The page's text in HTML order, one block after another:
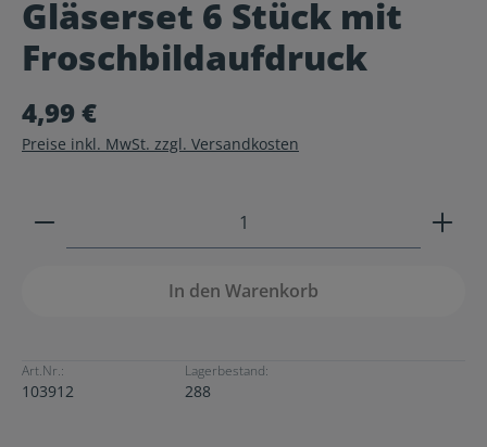
Durchschnittliche Bewertung von 0 von 5 Sternen
Gläserset 6 Stück mit
Froschbildaufdruck
4,99 €
Preise inkl. MwSt. zzgl. Versandkosten
Produkt Anzahl: Gib den gewünschten Wert ein
In den Warenkorb
Art.Nr.:
103912
Lagerbestand:
288